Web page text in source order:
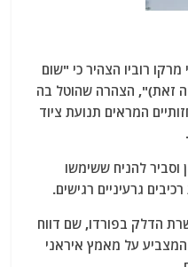
רוביו הצהיר כי "שום
זאת)", הצהרה שהוטל בה
המראים תנועת ציוד
וסביר להניח ששימשו
גרעיניים רגישים.
הדלק בפורדו, שם דווח
המצביע על מאמץ איראני